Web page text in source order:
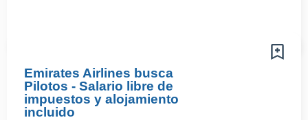
Emirates Airlines busca
Pilotos - Salario libre de
impuestos y alojamiento
incluido